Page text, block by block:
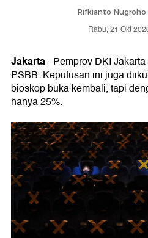
Rifkianto Nugroho
Rabu, 21 Okt
Jakarta- Pemprov DKI
PSBB. Keputusan ini juga
bioskop buka kembali, tapi
hanya 25%.